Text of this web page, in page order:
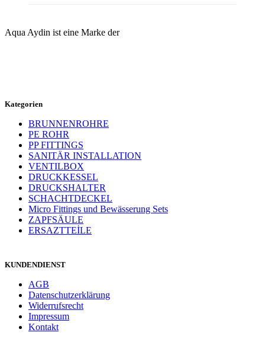
Aqua Aydin ist eine Marke der
Kategorien
BRUNNENROHRE
PE ROHR
PP FITTINGS
SANITÄR INSTALLATION
VENTILBOX
DRUCKKESSEL
DRUCKSHALTER
SCHACHTDECKEL
Micro Fittings und Bewässerung Sets
ZAPFSÄULE
ERSAZTTEİLE
KUNDENDIENST
AGB
Datenschutzerklärung
Widerrufsrecht
Impressum
Kontakt